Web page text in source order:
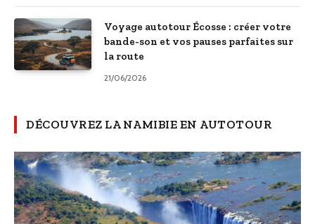
Voyage autotour Écosse : créer votre
bande-son et vos pauses parfaites sur
la route
21/06/2026
DÉCOUVREZ LA NAMIBIE EN AUTOTOUR